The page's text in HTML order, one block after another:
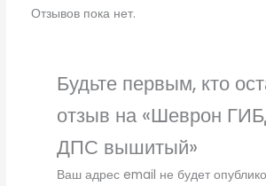
Отзывов пока нет.
Будьте первым, кто
отзыв на «Шеврон
ДПС вышитый»
Ваш адрес email не будет